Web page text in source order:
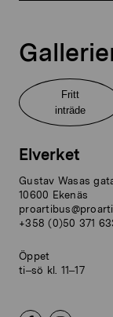
Fritt
inträde
Elverket
Gustav Wasas gata
10600 Ekenäs
+358 (0)50 371
Öppet
ti–sö kl. 11–17